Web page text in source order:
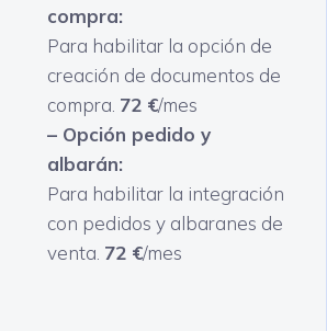
compra:
Para habilitar la opción de
creación de documentos de
compra. 72 €/mes
– Opción pedido y
albarán:
Para habilitar la integración
con pedidos y albaranes de
venta. 72 €/mes